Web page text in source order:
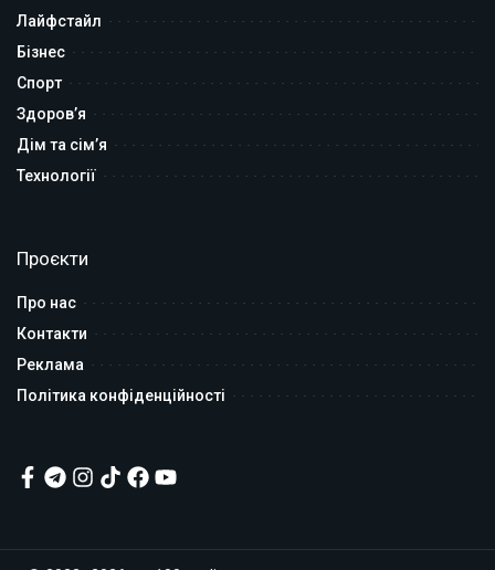
Лайфстайл
Бізнес
Спорт
Здоров’я
Дім та сім’я
Технології
Проєкти
Про нас
Контакти
Реклама
Політика конфіденційності